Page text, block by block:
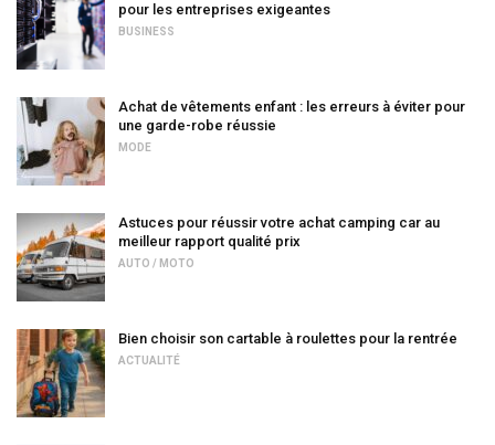
pour les entreprises exigeantes
BUSINESS
Achat de vêtements enfant : les erreurs à éviter pour
une garde-robe réussie
MODE
Astuces pour réussir votre achat camping car au
meilleur rapport qualité prix
AUTO / MOTO
Bien choisir son cartable à roulettes pour la rentrée
ACTUALITÉ